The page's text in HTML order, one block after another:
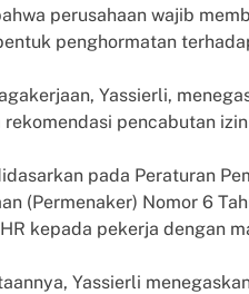
perusahaan wajib
penghormatan
Yassierli,
pencabutan
pada Peraturan
(Permenaker) Nomor 6
kepada pekerja dengan
Yassierli